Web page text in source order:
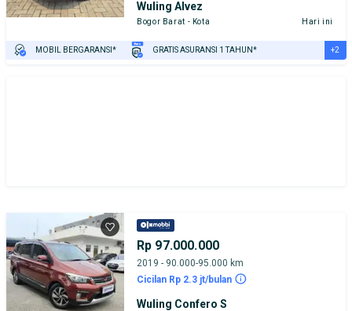
Wuling Alvez
Bogor Barat - Kota Hari ini
MOBIL BERGARANSI* GRATIS ASURANSI 1 TAHUN* +2
Rp 97.000.000
2019 - 90.000-95.000 km
Cicilan Rp 2.3 jt/bulan
Wuling Confero S